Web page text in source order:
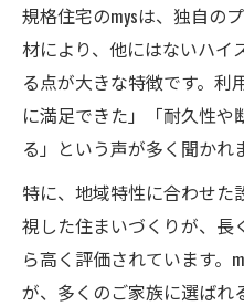
規格住宅のmysは、独自の
材により、他にはないハイ
る点が大きな特徴です。利
に満足できた」「耐久性や
る」という声が多く聞かれ
特に、地域特性に合わせ
視した住まいづくりが、長
ら高く評価されています。
が、多くのご家族に選ばれ